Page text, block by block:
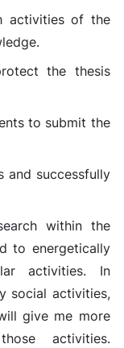
activities of the
the thesis
to submit the
and successfully
within the
to energetically
activities. In
social activities,
give me more
activities.